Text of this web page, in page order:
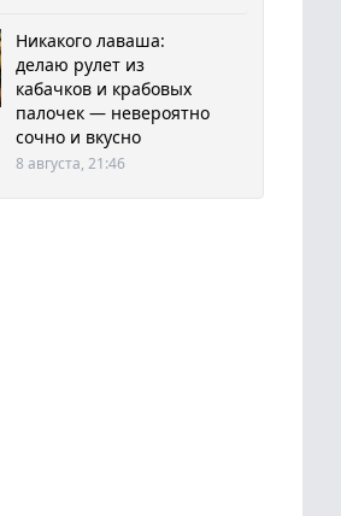
Никакого лаваша:
делаю рулет из
кабачков и крабовых
палочек — невероятно
сочно и вкусно
8 августа, 21:46